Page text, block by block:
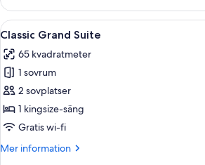
Two
Queen
Room
Öppna
alla
foton
för
Classic
Grand
Suite
En
5
Classic Grand Suite
65 kvadratmeter
1 sovrum
2 sovplatser
1 kingsize-säng
Gratis wi-fi
Mer information
Mer